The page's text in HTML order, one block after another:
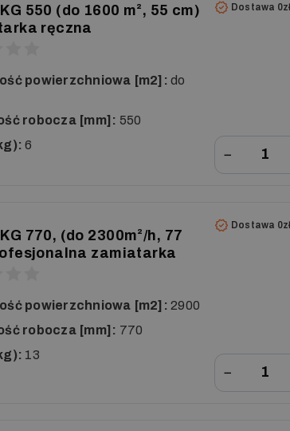
550 (do 1600 m², 55 cm)
ręczna
powierzchniowa [m2]: do
robocza [mm]: 550
6
Dostawa 0zł
−
770, (do 2300m²/h, 77
zamiatarka
powierzchniowa [m2]: 2900
robocza [mm]: 770
13
Dostawa 0zł
−